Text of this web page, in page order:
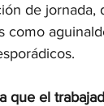
de jornada,
como
que el